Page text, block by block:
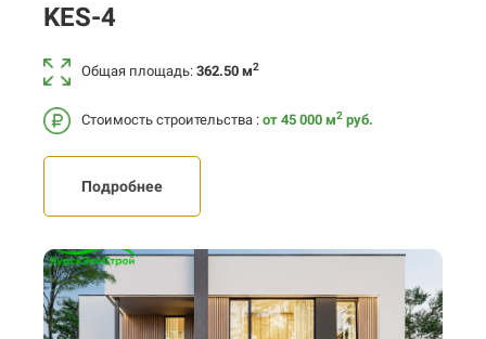
KES-4
Общая площадь: 362.50 м2
Стоимость строительства : от 45 000 м2 руб.
Подробнее